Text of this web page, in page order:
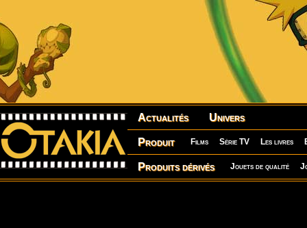
Actualités Univers
Produit Films Série TV Les livres
Produits dérivés Jouets de qualité